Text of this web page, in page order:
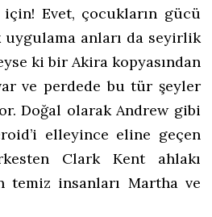
Evet, çocukların gücü
uygulama anları da seyirlik
ki bir Akira kopyasından
ve perdede bu tür şeyler
Doğal olarak Andrew gibi
elleyince eline geçen
Clark Kent ahlakı
temiz insanları Martha ve